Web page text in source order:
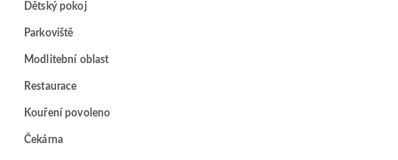
Dětský pokoj
Parkoviště
Modlitební oblast
Restaurace
Kouření povoleno
Čekárna